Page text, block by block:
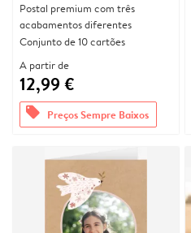
Postal premium com três
acabamentos diferentes
Conjunto de 10 cartões
A partir de
12,99 €
offers Preços Sempre Baixos